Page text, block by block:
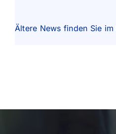
Ältere News finden Sie im